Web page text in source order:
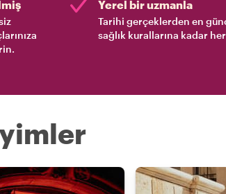
Yerel bir uzmanla
Tarihi gerçeklerden en
sağlık kurallarına kadar